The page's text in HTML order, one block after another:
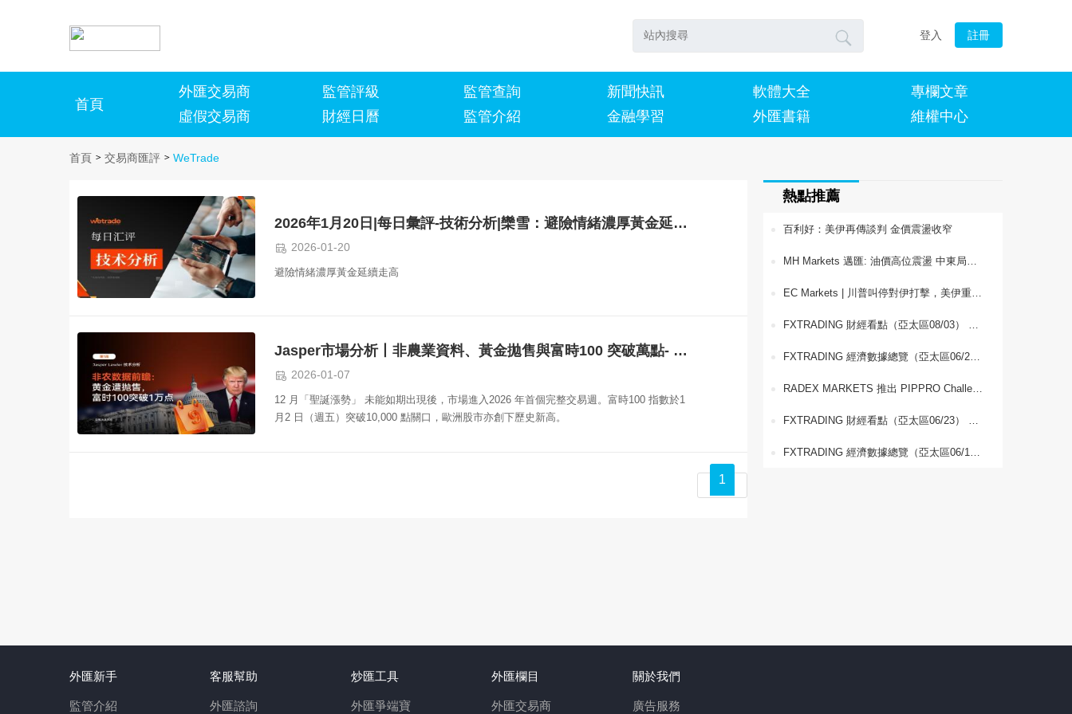
 登入 註冊
首頁
外匯交易商
虛假交易商
監管評級
財經日曆
監管查詢
監管介紹
新聞快訊
金融學習
軟體大全
外匯書籍
專欄文章
維權中心
首頁 > 交易商匯評 > WeTrade
2026年1月20日|每日彙評-技術分析|欒雪：避險情緒濃厚黃金延續走高
 2026-01-20
避險情緒濃厚黃金延續走高
Jasper市場分析丨非農業資料、黃金拋售與富時100 突破萬點- 第1週
 2026-01-07
12 月「聖誕漲勢」 未能如期出現後，市場進入2026 年首個完整交易週。富時100 指數於1
月2 日（週五）突破10,000 點關口，歐洲股市亦創下歷史新高。
1
熱點推薦
百利好：美伊再傳談判 金價震盪收窄
MH Markets 邁匯: 油價高位震盪 中東局勢與供需前景成焦點
EC Markets | 川普叫停對伊打擊，美伊重啟談判壓垮油價，日美聯合幹預引爆日圓反彈
FXTRADING 財經看點（亞太區08/03） 英國推動股票市場資料改革，統一交易體系提升倫敦資本市場競爭力
FXTRADING 經濟數據總覽（亞太區06/23） 全球經濟動態與貨幣政策展望
RADEX MARKETS 推出 PIPPRO Challenge －世界盃交易競賽，最高可贏取 USD $5,000 現金獎勵
FXTRADING 財經看點（亞太區06/23） 美伊談判持續推進，能源出口恢復迎來新進展
FXTRADING 經濟數據總覽（亞太區06/12） 全球經濟動態與貨幣政策展望
外匯新手
監管介紹
客服幫助
外匯諮詢
炒匯工具
外匯爭端寶
外匯欄目
外匯交易商
關於我們
廣告服務